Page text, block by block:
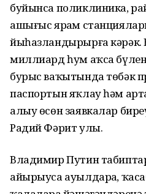
буйынса поликлиника,
ашығыс ярҙам
йыһазландырырға кәрәк.
миллиард һум аҡса
бурыс ваҡытында төбәк
паспортын яҡлау һәм
алыу өсөн заявкалар
Радий Фәрит улы.
Владимир Путин
айырыуса ауылдарҙа,